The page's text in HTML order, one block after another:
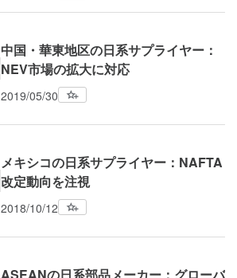
中国・華東地区の日系サプライヤー：
NEV市場の拡大に対応
2019/05/30
メキシコの日系サプライヤー：NAFTA
改定動向を注視
2018/10/12
ASEANの日系部品メーカー：グローバ